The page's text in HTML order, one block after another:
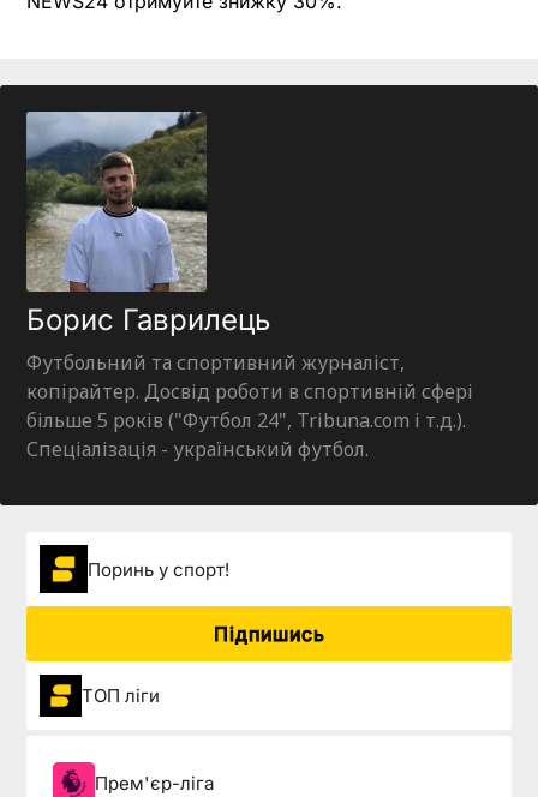
Борис Гаврилець
Футбольний та спортивний журналіст,
копірайтер. Досвід роботи в спортивній сфері
більше 5 років ("Футбол 24", Tribuna.com і т.д.).
Спеціалізація - український футбол.
Поринь у спорт!
Підпишись
ТОП ліги
Прем'єр-ліга